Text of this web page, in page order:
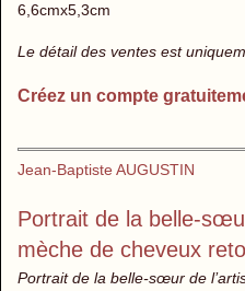
6,6cmx5,3cm
Le détail des ventes est
Créez un compte
Jean-Baptiste AUGUSTIN
Portrait de la belle-
mèche de cheveux
Portrait de la belle-sœur de